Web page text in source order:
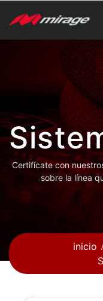
Certifícate con
sobre la línea
inicio